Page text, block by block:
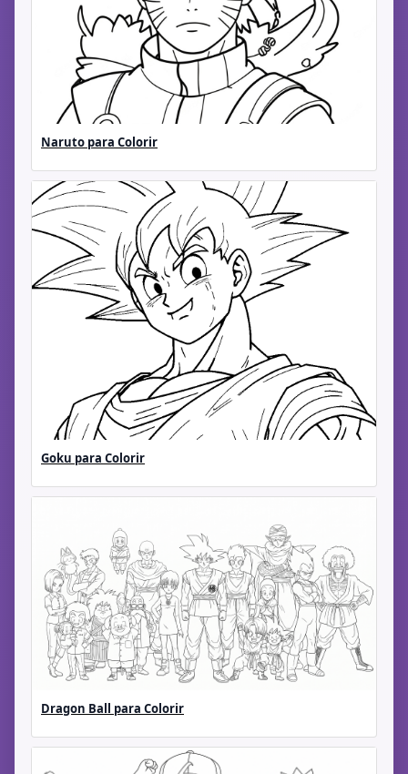
Naruto para Colorir
Goku para Colorir
Dragon Ball para Colorir